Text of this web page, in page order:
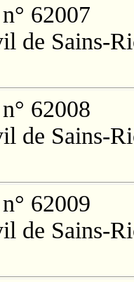
62007
de Sains-
62008
de Sains-
62009
de Sains-